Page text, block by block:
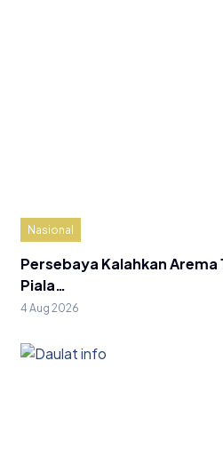
Nasional
Persebaya Kalahkan Arema
Piala…
4 Aug 2026